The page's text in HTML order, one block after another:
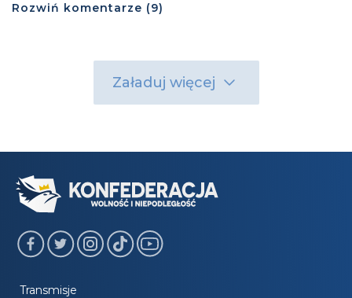
Rozwiń komentarze (9)
Załaduj więcej
Transmisje